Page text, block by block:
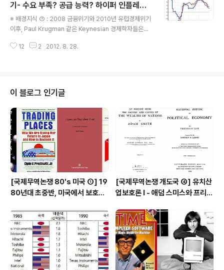
정책이 효과를 내지 못하고 있다. 따라서 시장의 부실자산
을 직접 매입하는 방법을 구사해야 한다. 이런 방법을 통해
금융시장에 신용을 공급해야 한다. Adam Posen, who r
ecently left the Bank of England’s monetary-poli
cy committee, had a d..
기- 수요 부족? 공급 능력? 하이퍼 인플레이
션?
※ 배경지식 ① : 2008 금융위기와 2010년 유럽경제위기
이후, Paul Krugman 같은 Keynesian 경제학자들은
주장해왔다. 이들은 '통화량 확대와 정부지출 증가를 통한
며 반대를 표했다. 또한 이들은 유럽이 현재의 위기를 벗어
나기 위해서는 긴축정책과 생산능력 향상을 위한 개혁을
시행해야 한다고 주장하며, 통화량 확대와 정부지출 증가
를 요구하는 Keynesian 경제학자들의 주장을 일축한다.
보수적 경제학자들은 "채권자가 받아야 할 돈의 가치가 줄
어든다..
12 2 2012. 8. 28.
이 블로그 인기글
[국제무역논쟁 80's 미국 ①] 19
80년대 초중반, 미국에서 보호주
ctionism)
[국제무역논쟁 개도국 ④] 유치산
업보호론 Ⅰ - 애덤 스미스와 프리드